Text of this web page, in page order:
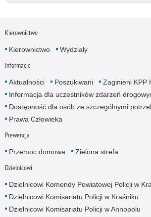
Kierownictwo
Kierownictwo Wydziały
Informacje
Aktualności Poszukiwani
Zaginieni KPP
Informacja dla uczestników zdarzeń
Dostępność dla osób ze szczególnymi
Prawa Człowieka
Prewencja
Przemoc domowa Zielona strefa
Dzielnicowi
Dzielnicowi Komendy Powiatowej Policji w
Dzielnicowi Komisariatu Policji w Kraśniku
Dzielnicowi Komisariatu Policji w Annopolu